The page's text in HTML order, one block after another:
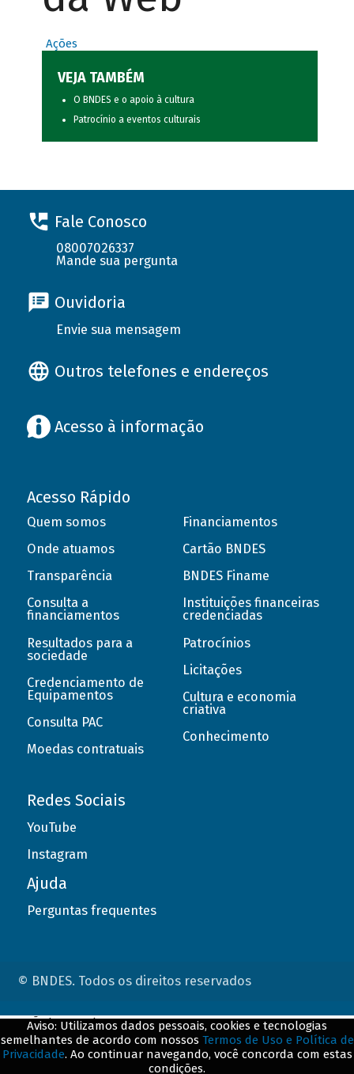
Ações
VEJA TAMBÉM
O BNDES e o apoio à cultura
Patrocínio a eventos culturais
Fale Conosco
08007026337
Mande sua pergunta
Ouvidoria
Envie sua mensagem
Outros telefones e endereços
Acesso à informação
Acesso Rápido
Quem somos
Onde atuamos
Transparência
Consulta a
financiamentos
Resultados para a
sociedade
Credenciamento de
Equipamentos
Consulta PAC
Moedas contratuais
Financiamentos
Cartão BNDES
BNDES Finame
Instituições financeiras
credenciadas
Patrocínios
Licitações
Cultura e economia
criativa
Conhecimento
Redes Sociais
YouTube
Instagram
Ajuda
Perguntas frequentes
© BNDES. Todos os direitos reservados
Aviso: Utilizamos dados pessoais, cookies e tecnologias
semelhantes de acordo com nossos Termos de Uso e Política de
Privacidade. Ao continuar navegando, você concorda com estas
condições.
ConteÃºdo complementar
${title}${badge}